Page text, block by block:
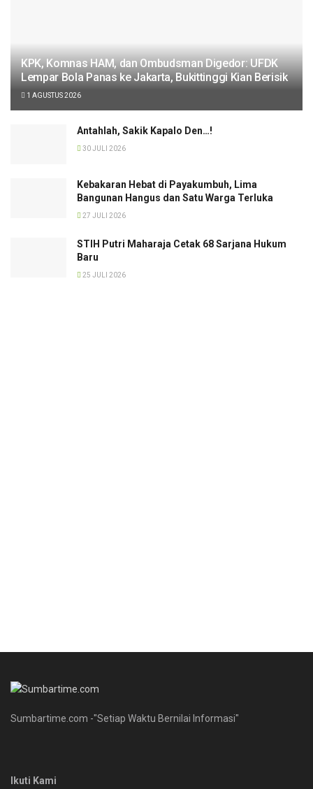
KPK, Komnas HAM, dan Ombudsman Digedor: UFDK
Lempar Bola Panas ke Jakarta, Bukittinggi Kian Berisik
1 AGUSTUS 2026
Antahlah, Sakik Kapalo Den…!
30 JULI 2026
Kebakaran Hebat di Payakumbuh, Lima
Bangunan Hangus dan Satu Warga Terluka
27 JULI 2026
STIH Putri Maharaja Cetak 68 Sarjana Hukum
Baru
25 JULI 2026
Sumbartime.com -"Setiap Waktu Bernilai Informasi"
Ikuti Kami